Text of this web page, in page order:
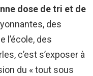
dose de tri et de
des
l’école, des
c’est s’exposer à
du « tout sous